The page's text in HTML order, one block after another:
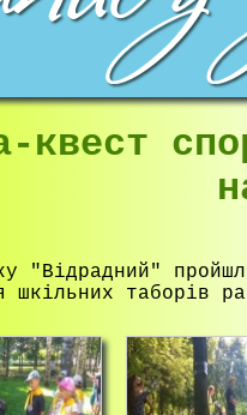
квест
"Відрадний"
шкільних таборів